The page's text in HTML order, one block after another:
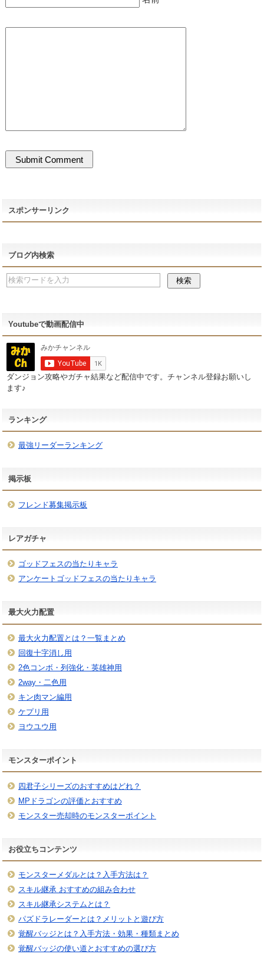
スポンサーリンク
ブログ内検索
Youtubeで動画配信中
ダンジョン攻略やガチャ結果など配信中です。チャンネル登録お願いし
ます♪
ランキング
最強リーダーランキング
掲示板
フレンド募集掲示板
レアガチャ
ゴッドフェスの当たりキャラ
アンケートゴッドフェスの当たりキャラ
最大火力配置
最大火力配置とは？一覧まとめ
回復十字消し用
2色コンボ・列強化・英雄神用
2way・二色用
キン肉マン編用
ケプリ用
ヨウユウ用
モンスターポイント
四君子シリーズのおすすめはどれ？
MPドラゴンの評価とおすすめ
モンスター売却時のモンスターポイント
お役立ちコンテンツ
モンスターメダルとは？入手方法は？
スキル継承 おすすめの組み合わせ
スキル継承システムとは？
パズドラレーダーとは？メリットと遊び方
覚醒バッジとは？入手方法・効果・種類まとめ
覚醒バッジの使い道とおすすめの選び方